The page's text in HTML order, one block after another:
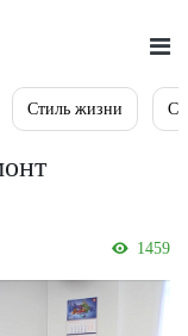
Стиль жизни
1459